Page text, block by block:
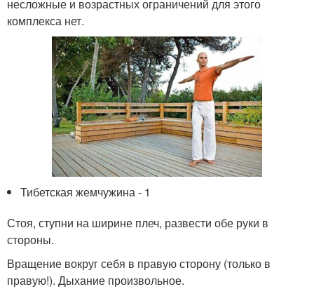
несложные и возрастных ограничений для этого
комплекса нет.
Тибетская жемчужина - 1
Стоя, ступни на ширине плеч, развести обе руки в
стороны.
Вращение вокруг себя в правую сторону (только в
правую!). Дыхание произвольное.